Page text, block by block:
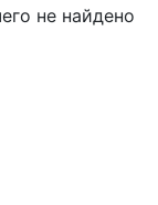
не найдено